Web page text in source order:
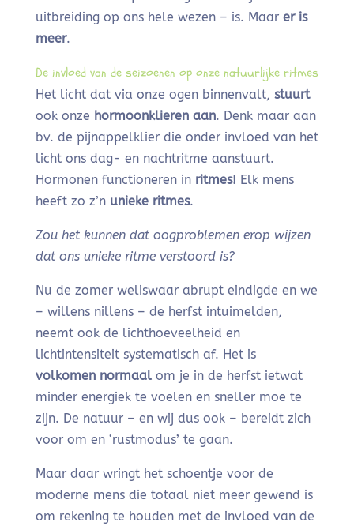
uitbreiding op ons hele wezen – is. Maar er is
meer.
De invloed van de seizoenen op onze natuurlijke ritmes
Het licht dat via onze ogen binnenvalt, stuurt
ook onze hormoonklieren aan. Denk maar aan
bv. de pijnappelklier die onder invloed van het
licht ons dag- en nachtritme aanstuurt.
Hormonen functioneren in ritmes! Elk mens
heeft zo z’n unieke ritmes.
Zou het kunnen dat oogproblemen erop wijzen
dat ons unieke ritme verstoord is?
Nu de zomer weliswaar abrupt eindigde en we
– willens nillens – de herfst intuimelden,
neemt ook de lichthoeveelheid en
lichtintensiteit systematisch af. Het is
volkomen normaalom je in de herfst ietwat
minder energiek te voelen en sneller moe te
zijn. De natuur – en wij dus ook – bereidt zich
voor om en ‘rustmodus’ te gaan.
Maar daar wringt het schoentje voor de
moderne mens die totaal niet meer gewend is
om rekening te houden met de invloed van de